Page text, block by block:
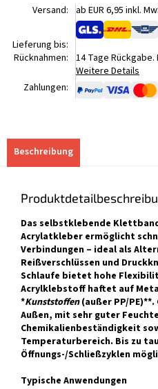
Versand: ab EUR 6,95 inkl.
Lieferung bis:
Rücknahmen: 14 Tage
Weitere Details
Zahlungen:
Beschreibung
Das selbstklebende
Acrylatkleber ermöglicht
Verbindungen – ideal als
Reißverschlüssen und
Schlaufe bietet hohe
Acrylklebstoff haftet auf
*Kunststoffen(außer PP/
Außen, mit sehr guter
Chemikalienbeständigkeit
Temperaturbereich. Bis zu
Öffnungs-/Schließzyklen
Typische Anwendungen